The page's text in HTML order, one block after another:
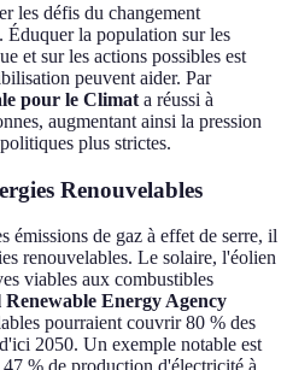
les défis du changement
Éduquer la population sur les
et sur les actions possibles est
peuvent aider. Par
pour le Climat a réussi à
augmentant ainsi la pression
plus strictes.
Renouvelables
émissions de gaz à effet de serre, il
renouvelables. Le solaire, l'éolien
viables aux combustibles
Energy Agency
pourraient couvrir 80 % des
2050. Un exemple notable est